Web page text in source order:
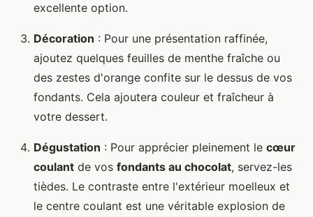
excellente option.
Décoration : Pour une présentation raffinée,
ajoutez quelques feuilles de menthe fraîche ou
des zestes d'orange confite sur le dessus de vos
fondants. Cela ajoutera couleur et fraîcheur à
votre dessert.
Dégustation : Pour apprécier pleinement le cœur
coulant de vos fondants au chocolat, servez-les
tièdes. Le contraste entre l'extérieur moelleux et
le centre coulant est une véritable explosion de